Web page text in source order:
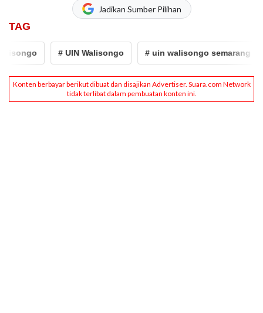
Jadikan Sumber Pilihan
TAG
# UIN Walisongo # uin walisongo semarang